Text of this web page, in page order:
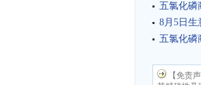
五氯化磷
8月5日生
五氯化磷
【免责